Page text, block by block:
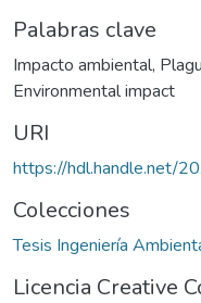
Palabras clave
Impacto ambiental,
Environmental impact
URI
https://hdl.handle.net/
Colecciones
Tesis Ingeniería
Licencia Creative